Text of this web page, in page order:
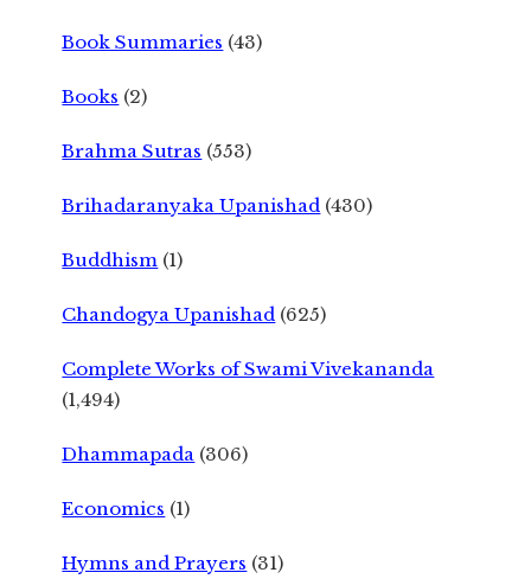
Book Summaries (43)
Books (2)
Brahma Sutras (553)
Brihadaranyaka Upanishad (430)
Buddhism (1)
Chandogya Upanishad (625)
Complete Works of Swami Vivekananda
(1,494)
Dhammapada (306)
Economics (1)
Hymns and Prayers (31)